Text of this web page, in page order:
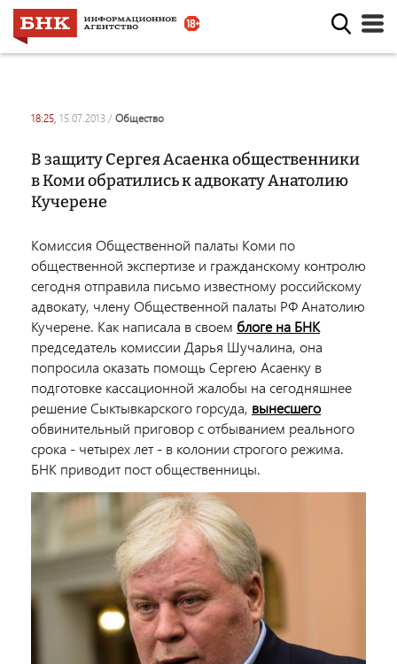
18:25, 15.07.2013 / общество
В защиту Сергея Асаенка общественники
в Коми обратились к адвокату Анатолию
Кучерене
Комиссия Общественной палаты Коми по
общественной экспертизе и гражданскому контролю
сегодня отправила письмо известному российскому
адвокату, члену Общественной палаты РФ Анатолию
Кучерене. Как написала в своем блоге на БНК
председатель комиссии Дарья Шучалина, она
попросила оказать помощь Сергею Асаенку в
подготовке кассационной жалобы на сегодняшнее
решение Сыктывкарского горсуда, вынесшего
обвинительный приговор с отбыванием реального
срока - четырех лет - в колонии строгого режима.
БНК приводит пост общественницы.